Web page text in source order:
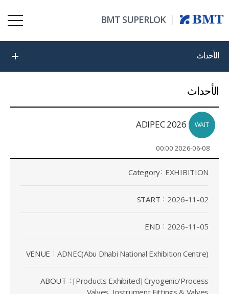
BMT SUPERLOK
الأحداث
الأحداث
WAIT
ADIPEC 2026
2026-06-08 00:00
Category EXHIBITION
START 2026-11-02
END 2026-11-05
VENUE ADNEC(Abu Dhabi National Exhibition Centre)
ABOUT
[Products Exhibited] Cryogenic/Process
Valves, Instrument Fittings & Valves